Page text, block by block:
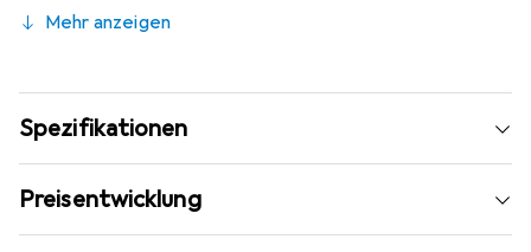
vertikalen Gebrauch.
Mehr anzeigen
Spezifikationen
Preisentwicklung